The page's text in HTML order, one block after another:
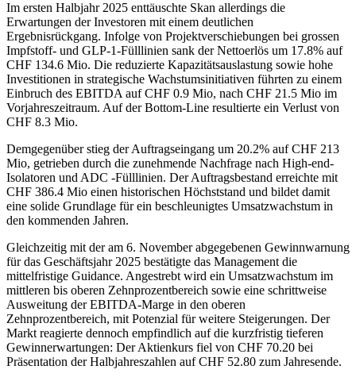
Im ersten Halbjahr 2025 enttäuschte Skan allerdings die
Erwartungen der Investoren mit einem deutlichen
Ergebnisrückgang. Infolge von Projektverschiebungen bei grossen
Impfstoff- und GLP-1-Fülllinien sank der Nettoerlös um 17.8% auf
CHF 134.6 Mio. Die reduzierte Kapazitätsauslastung sowie hohe
Investitionen in strategische Wachstumsinitiativen führten zu einem
Einbruch des EBITDA auf CHF 0.9 Mio, nach CHF 21.5 Mio im
Vorjahreszeitraum. Auf der Bottom-Line resultierte ein Verlust von
CHF 8.3 Mio.
Demgegenüber stieg der Auftragseingang um 20.2% auf CHF 213
Mio, getrieben durch die zunehmende Nachfrage nach High-end-
Isolatoren und ADC -Fülllinien. Der Auftragsbestand erreichte mit
CHF 386.4 Mio einen historischen Höchststand und bildet damit
eine solide Grundlage für ein beschleunigtes Umsatzwachstum in
den kommenden Jahren.
Gleichzeitig mit der am 6. November abgegebenen Gewinnwarnung
für das Geschäftsjahr 2025 bestätigte das Management die
mittelfristige Guidance. Angestrebt wird ein Umsatzwachstum im
mittleren bis oberen Zehnprozentbereich sowie eine schrittweise
Ausweitung der EBITDA-Marge in den oberen
Zehnprozentbereich, mit Potenzial für weitere Steigerungen. Der
Markt reagierte dennoch empfindlich auf die kurzfristig tieferen
Gewinnerwartungen: Der Aktienkurs fiel von CHF 70.20 bei
Präsentation der Halbjahreszahlen auf CHF 52.80 zum Jahresende.